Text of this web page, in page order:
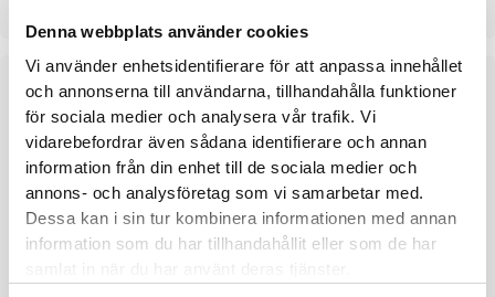
Denna webbplats använder cookies
Vi använder enhetsidentifierare för att anpassa innehållet
och annonserna till användarna, tillhandahålla funktioner
för sociala medier och analysera vår trafik. Vi
vidarebefordrar även sådana identifierare och annan
information från din enhet till de sociala medier och
annons- och analysföretag som vi samarbetar med.
Dessa kan i sin tur kombinera informationen med annan
information som du har tillhandahållit eller som de har